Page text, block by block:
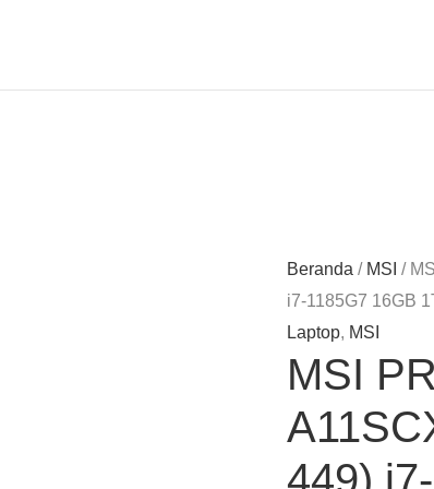
Beranda / MSI /
i7-1185G7 16GB
Laptop, MSI
MSI